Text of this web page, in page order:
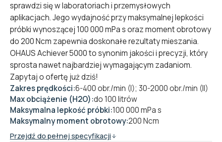
sprawdzi się w laboratoriach i przemysłowych
aplikacjach. Jego wydajność przy maksymalnej lepkości
próbki wynoszącej 100 000 mPa s oraz moment obrotowy
do 200 Ncm zapewnia doskonałe rezultaty mieszania.
OHAUS Achiever 5000 to synonim jakości i precyzji, który
sprosta nawet najbardziej wymagającym zadaniom.
Zapytaj o ofertę już dziś!
Zakres prędkości:6-400 obr./min (I); 30-2000 obr./min (II)
Max obciążenie (H2O):do 100 litrów
Maksymalna lepkość próbki:100 000 mPa s
Maksymalny moment obrotowy:200 Ncm
Przejdź do pełnej specyfikacji